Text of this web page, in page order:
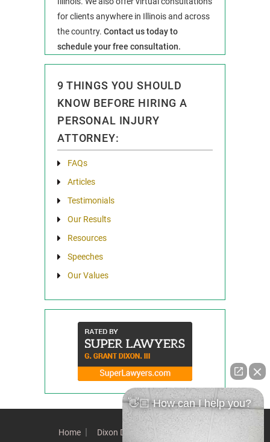
for clients anywhere in Illinois and across
the country. Contact us today to
schedule your free consultation.
9 THINGS YOU SHOULD
KNOW BEFORE HIRING A
PERSONAL INJURY
ATTORNEY:
FAQs
Articles
Testimonials
Our Results
Resources
Speeches
Our Values
Home Dixon Difference Our Team
👋🏼 How can I help you?